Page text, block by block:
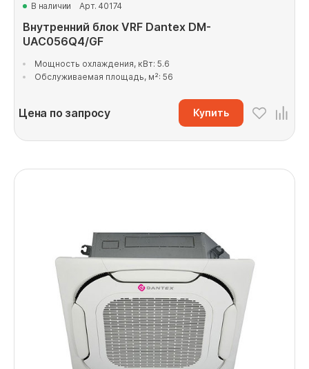
В наличии Арт. 40174
Внутренний блок VRF Dantex DM-
UAC056Q4/GF
Мощность охлаждения, кВт: 5.6
Обслуживаемая площадь, м²: 56
Цена по запросу Купить